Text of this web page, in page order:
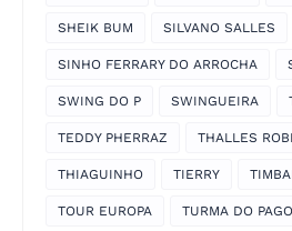
SHEIK BUM SILVANO SALLES
SINHO FERRARY DO ARROCHA
SWING DO P SWINGUEIRA
TEDDY PHERRAZ THALLES
THIAGUINHO TIERRY
TOUR EUROPA TURMA DO